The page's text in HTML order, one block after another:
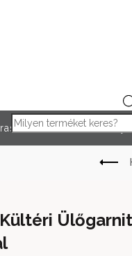
Products search
Rendezvény